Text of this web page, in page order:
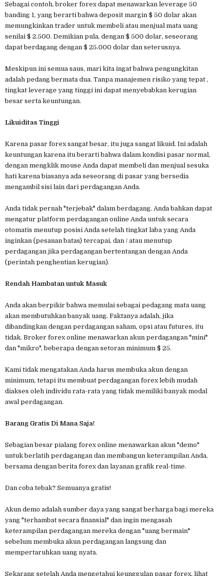
Sebagai contoh, broker forex dapat menawarkan leverage 50
banding 1, yang berarti bahwa deposit margin $ 50 dolar akan
memungkinkan trader untuk membeli atau menjual mata uang
senilai $ 2.500. Demikian pula, dengan $ 500 dolar, seseorang
dapat berdagang dengan $ 25.000 dolar dan seterusnya.
Meskipun ini semua saus, mari kita ingat bahwa pengungkitan
adalah pedang bermata dua. Tanpa manajemen risiko yang tepat ,
tingkat leverage yang tinggi ini dapat menyebabkan kerugian
besar serta keuntungan.
Likuiditas Tinggi
Karena pasar forex sangat besar, itu juga sangat likuid. Ini adalah
keuntungan karena itu berarti bahwa dalam kondisi pasar normal,
dengan mengklik mouse Anda dapat membeli dan menjual sesuka
hati karena biasanya ada seseorang di pasar yang bersedia
mengambil sisi lain dari perdagangan Anda.
Anda tidak pernah "terjebak" dalam berdagang. Anda bahkan dapat
mengatur platform perdagangan online Anda untuk secara
otomatis menutup posisi Anda setelah tingkat laba yang Anda
inginkan (pesanan batas) tercapai, dan / atau menutup
perdagangan jika perdagangan bertentangan dengan Anda
(perintah penghentian kerugian).
Rendah Hambatan untuk Masuk
Anda akan berpikir bahwa memulai sebagai pedagang mata uang
akan membutuhkan banyak uang. Faktanya adalah, jika
dibandingkan dengan perdagangan saham, opsi atau futures, itu
tidak. Broker forex online menawarkan akun perdagangan "mini"
dan "mikro", beberapa dengan setoran minimum $ 25.
Kami tidak mengatakan Anda harus membuka akun dengan
minimum, tetapi itu membuat perdagangan forex lebih mudah
diakses oleh individu rata-rata yang tidak memiliki banyak modal
awal perdagangan.
Barang Gratis Di Mana Saja!
Sebagian besar pialang forex online menawarkan akun "demo"
untuk berlatih perdagangan dan membangun keterampilan Anda,
bersama dengan berita forex dan layanan grafik real-time.
Dan coba tebak? Semuanya gratis!
Akun demo adalah sumber daya yang sangat berharga bagi mereka
yang "terhambat secara finansial" dan ingin mengasah
keterampilan perdagangan mereka dengan "uang bermain"
sebelum membuka akun perdagangan langsung dan
mempertaruhkan uang nyata.
Sekarang setelah Anda mengetahui keunggulan pasar forex, lihat